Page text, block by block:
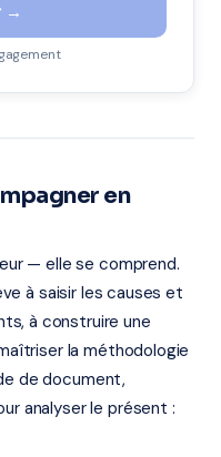
→
en
— elle se comprend.
à saisir les causes et
à construire une
la méthodologie
de document,
analyser le présent :